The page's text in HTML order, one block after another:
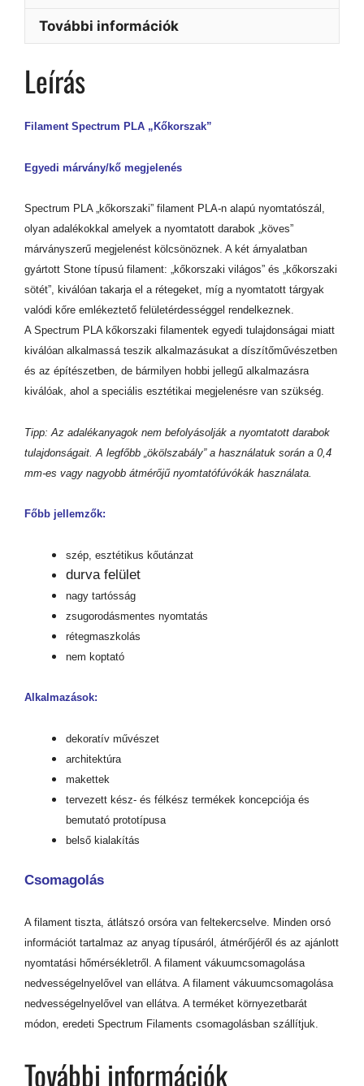
További információk
Leírás
Filament Spectrum PLA „Kőkorszak”
Egyedi márvány/kő megjelenés
Spectrum PLA „kőkorszaki” filament PLA-n alapú nyomtatószál,
olyan adalékokkal amelyek a nyomtatott darabok „köves”
márványszerű megjelenést kölcsönöznek. A két árnyalatban
gyártott Stone típusú filament: „kőkorszaki világos” és „kőkorszaki
sötét”, kiválóan takarja el a rétegeket, míg a nyomtatott tárgyak
valódi kőre emlékeztető felületérdességgel rendelkeznek.
A Spectrum PLA kőkorszaki filamentek egyedi tulajdonságai miatt
kiválóan alkalmassá teszik alkalmazásukat a díszítőművészetben
és az építészetben, de bármilyen hobbi jellegű alkalmazásra
kiválóak, ahol a speciális esztétikai megjelenésre van szükség.
Tipp: Az adalékanyagok nem befolyásolják a nyomtatott darabok
tulajdonságait. A legfőbb „ökölszabály” a használatuk során a 0,4
mm-es vagy nagyobb átmérőjű nyomtatófúvókák használata.
Főbb jellemzők:
szép, esztétikus kőutánzat
durva felület
nagy tartósság
zsugorodásmentes nyomtatás
rétegmaszkolás
nem koptató
Alkalmazások:
dekoratív művészet
architektúra
makettek
tervezett kész- és félkész termékek koncepciója és
bemutató prototípusa
belső kialakítás
Csomagolás
A filament tiszta, átlátszó orsóra van feltekercselve. Minden orsó
információt tartalmaz az anyag típusáról, átmérőjéről és az ajánlott
nyomtatási hőmérsékletről. A filament vákuumcsomagolása
nedvességelnyelővel van ellátva. A filament vákuumcsomagolása
nedvességelnyelővel van ellátva. A terméket környezetbarát
módon, eredeti Spectrum Filaments csomagolásban szállítjuk.
További információk